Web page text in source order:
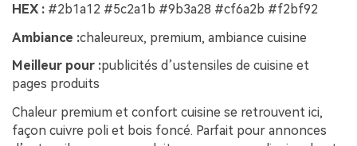
HEX : #2b1a12 #5c2a1b #9b3a28 #cf6a2b #f2bf92
Ambiance :chaleureux, premium, ambiance cuisine
Meilleur pour :publicités d’ustensiles de cuisine et
pages produits
Chaleur premium et confort cuisine se retrouvent ici,
façon cuivre poli et bois foncé. Parfait pour annonces